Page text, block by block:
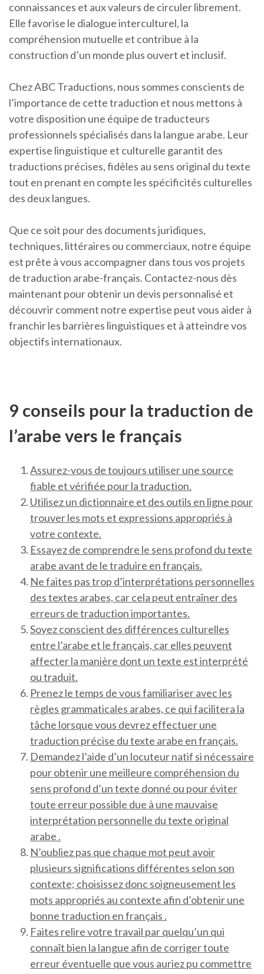
connaissances et aux valeurs de circuler librement.
Elle favorise le dialogue interculturel, la
compréhension mutuelle et contribue à la
construction d’un monde plus ouvert et inclusif.
Chez ABC Traductions, nous sommes conscients de
l’importance de cette traduction et nous mettons à
votre disposition une équipe de traducteurs
professionnels spécialisés dans la langue arabe. Leur
expertise linguistique et culturelle garantit des
traductions précises, fidèles au sens original du texte
tout en prenant en compte les spécificités culturelles
des deux langues.
Que ce soit pour des documents juridiques,
techniques, littéraires ou commerciaux, notre équipe
est prête à vous accompagner dans tous vos projets
de traduction arabe-français. Contactez-nous dès
maintenant pour obtenir un devis personnalisé et
découvrir comment notre expertise peut vous aider à
franchir les barrières linguistiques et à atteindre vos
objectifs internationaux.
9 conseils pour la traduction de
l’arabe vers le français
Assurez-vous de toujours utiliser une source
fiable et vérifiée pour la traduction.
Utilisez un dictionnaire et des outils en ligne pour
trouver les mots et expressions appropriés à
votre contexte.
Essayez de comprendre le sens profond du texte
arabe avant de le traduire en français.
Ne faites pas trop d’interprétations personnelles
des textes arabes, car cela peut entraîner des
erreurs de traduction importantes.
Soyez conscient des différences culturelles
entre l’arabe et le français, car elles peuvent
affecter la manière dont un texte est interprété
ou traduit.
Prenez le temps de vous familiariser avec les
règles grammaticales arabes, ce qui facilitera la
tâche lorsque vous devrez effectuer une
traduction précise du texte arabe en français.
Demandez l’aide d’un locuteur natif si nécessaire
pour obtenir une meilleure compréhension du
sens profond d’un texte donné ou pour éviter
toute erreur possible due à une mauvaise
interprétation personnelle du texte original
arabe .
N’oubliez pas que chaque mot peut avoir
plusieurs significations différentes selon son
contexte; choisissez donc soigneusement les
mots appropriés au contexte afin d’obtenir une
bonne traduction en français .
Faites relire votre travail par quelqu’un qui
connaît bien la langue afin de corriger toute
erreur éventuelle que vous auriez pu commettre